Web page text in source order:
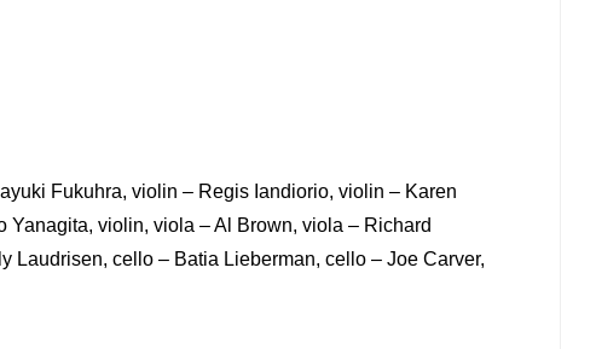
Fukuhra, violin – Regis Iandiorio, violin – Karen
violin, viola – Al Brown, viola – Richard
Laudrisen, cello – Batia Lieberman, cello – Joe Carver,